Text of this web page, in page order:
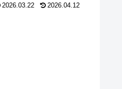
2026.03.22 2026.04.12